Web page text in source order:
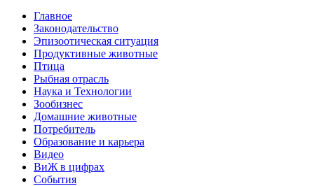
Главное
Законодательство
Эпизоотическая ситуация
Продуктивные животные
Птица
Рыбная отрасль
Наука и Технологии
Зообизнес
Домашние животные
Потребитель
Образование и карьера
Видео
ВиЖ в цифрах
События